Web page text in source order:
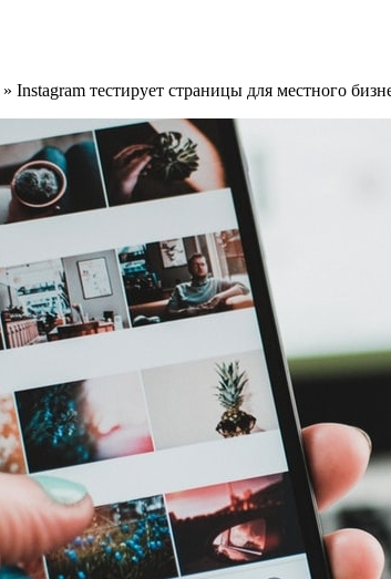
» Instagram тестирует страницы для местного